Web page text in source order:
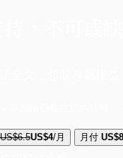
US$6.5US$4/月 月付 US$8